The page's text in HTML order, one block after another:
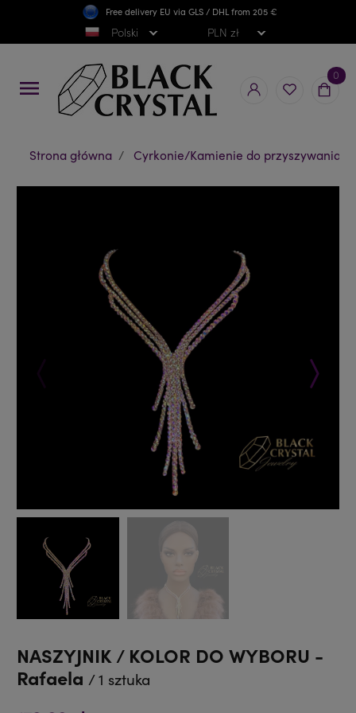
Darmowa wysyłka PL od 300 zł
Free delivery EU via GLS / DHL from 205 €
Polski PLN zł
menu
0
Strona główna Cyrkonie/Kamienie do przyszywania/
NASZYJNIK / KOLOR DO WYBORU -
Rafaela / 1 sztuka